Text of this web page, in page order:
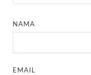
NAMA
EMAIL